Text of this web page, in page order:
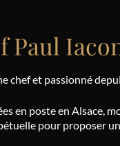
Paul
chef et passionné
en poste en Alsace,
pour proposer